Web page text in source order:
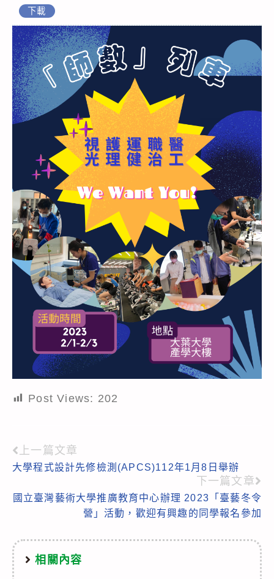
下載
Post Views: 202
Read
more
articles
上一篇文章
大學程式設計先修檢測(APCS)112年1月8日舉辦
下一篇文章
國立臺灣藝術大學推廣教育中心辦理 2023「臺藝冬令
營」活動，歡迎有興趣的同學報名參加
相關內容